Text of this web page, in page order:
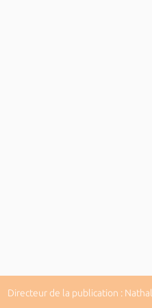
de la publication :